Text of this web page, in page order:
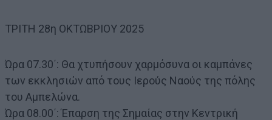
ΤΡΙΤΗ 28η ΟΚΤΩΒΡΙΟΥ 2025
Ώρα 07.30΄: Θα χτυπήσουν χαρμόσυνα οι καμπάνες
των εκκλησιών από τους Ιερούς Ναούς της πόλης
του Αμπελώνα.
Ώρα 08.00΄: Έπαρση της Σημαίας στην Κεντρική